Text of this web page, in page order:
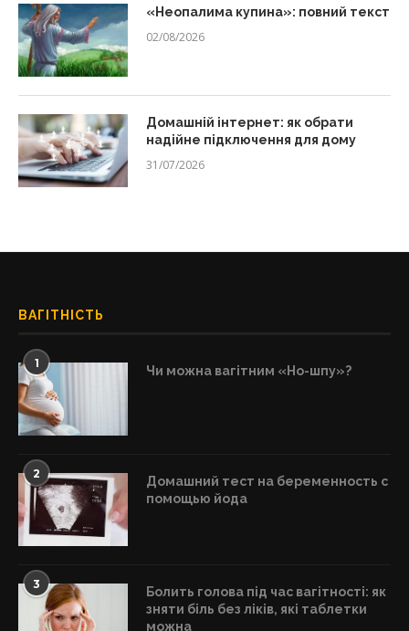
«Неопалима купина»: повний текст
02/08/2026
Домашній інтернет: як обрати
надійне підключення для дому
31/07/2026
ВАГІТНІСТЬ
1 Чи можна вагітним «Но-шпу»?
2
Домашний тест на беременность с
помощью йода
3
Болить голова під час вагітності: як
зняти біль без ліків, які таблетки
можна